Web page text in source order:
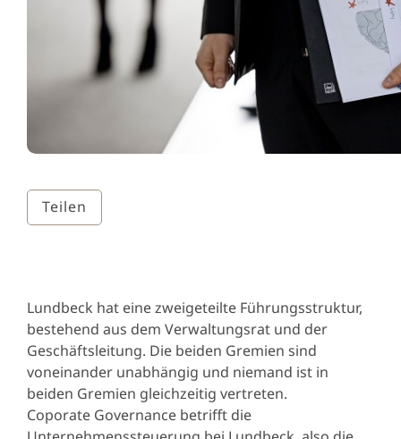
Teilen
Lundbeck hat eine zweigeteilte Führungsstruktur,
bestehend aus dem Verwaltungsrat und der
Geschäftsleitung. Die beiden Gremien sind
voneinander unabhängig und niemand ist in
beiden Gremien gleichzeitig vertreten.
Coporate Governance betrifft die